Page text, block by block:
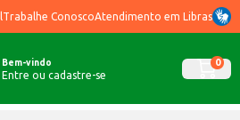
Trabalhe ConoscoAtendimento em Libras
Bem-vindo
Entre ou cadastre-se
0